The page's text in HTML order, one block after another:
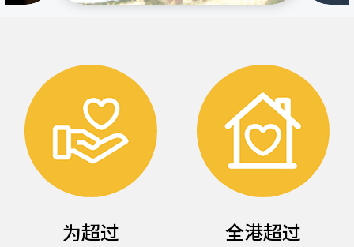
为超过 全港超过